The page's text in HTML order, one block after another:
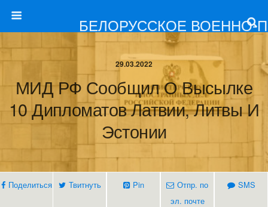
БЕЛОРУССКОЕ ВОЕННО-
29.03.2022
МИД РФ Сообщил О Высылке
10 Дипломатов Латвии, Литвы И
Эстонии
Поделиться Твитнуть Pin
Отпр. по
эл. почте
SMS